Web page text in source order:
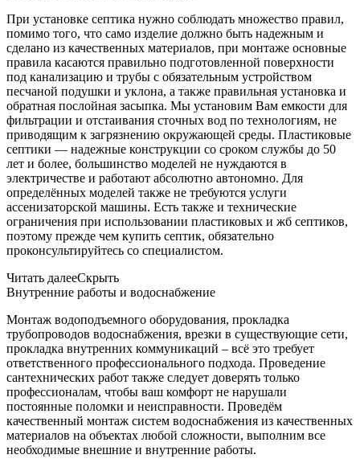
При установке септика нужно соблюдать множество правил,
помимо того, что само изделие должно быть надежным и
сделано из качественных материалов, при монтаже основные
правила касаются правильно подготовленной поверхности
под канализацию и трубы с обязательным устройством
песчаной подушки и уклона, а также правильная установка и
обратная послойная засыпка. Мы установим Вам емкости для
фильтрации и отстаивания сточных вод по технологиям, не
приводящим к загрязнению окружающей среды. Пластиковые
септики — надежные конструкции со сроком службы до 50
лет и более, большинство моделей не нуждаются в
электричестве и работают абсолютно автономно. Для
определённых моделей также не требуются услуги
ассенизаторской машины. Есть также и технические
ограничения при использовании пластиковых и жб септиков,
поэтому прежде чем купить септик, обязательно
проконсультируйтесь со специалистом.
Читать далееСкрыть
Внутренние работы и водоснабжение
Монтаж водоподъемного оборудования, прокладка
трубопроводов водоснабжения, врезки в существующие сети,
прокладка внутренних коммуникаций – всё это требует
ответственного профессионального подхода. Проведение
сантехнических работ также следует доверять только
профессионалам, чтобы ваш комфорт не нарушали
постоянные поломки и неисправности. Проведём
качественный монтаж систем водоснабжения из качественных
материалов на объектах любой сложности, выполним все
необходимые внешние и внутренние работы.